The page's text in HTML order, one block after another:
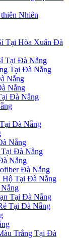
Nhiên
Tại Hòa Xuân Đà
Tại Đà Nẵng
Tại Đà Nẵng
Nẵng
Nẵng
Đà Nẵng
Đà Nẵng
Nẵng
Đà Nẵng
Nẵng
Đà Nẵng
Hộ Tại Đà Nẵng
Tại Đà Nẵng
Tại Đà Nẵng
Trắng Tại Đà